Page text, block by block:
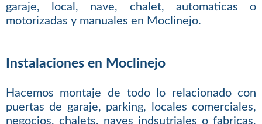
garaje, local, nave, chalet, automaticas o
motorizadas y manuales en Moclinejo.
Instalaciones en Moclinejo
Hacemos montaje de todo lo relacionado con
puertas de garaje, parking, locales comerciales,
negocios, chalets, naves indsutriales o fabricas,